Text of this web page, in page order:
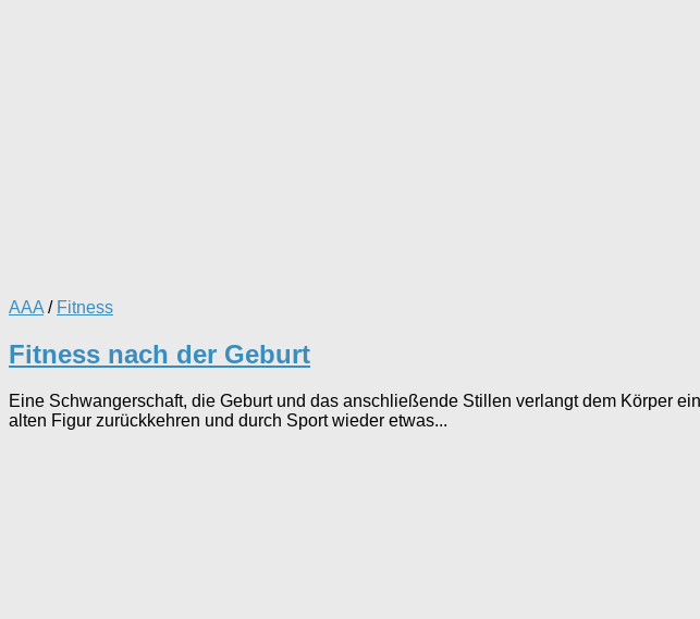
AAA / Fitness
Fitness nach der Geburt
Eine Schwangerschaft, die Geburt und das anschließende Stillen verlangt dem Körper
alten Figur zurückkehren und durch Sport wieder etwas...